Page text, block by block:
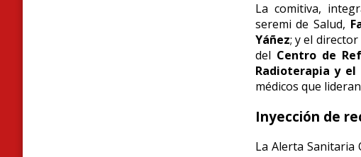
La comitiva,
seremi de Salud,
Yáñez; y el director
del Centro de
Radioterapia y el
médicos que
Inyección de
La Alerta